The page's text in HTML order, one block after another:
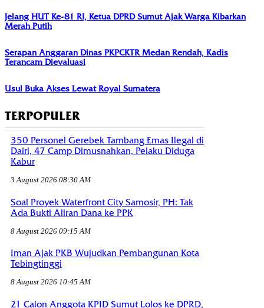
Jelang HUT Ke-81 RI, Ketua DPRD Sumut Ajak Warga Kibarkan
Merah Putih
Serapan Anggaran Dinas PKPCKTR Medan Rendah, Kadis
Terancam Dievaluasi
Usul Buka Akses Lewat Royal Sumatera
TERPOPULER
350 Personel Gerebek Tambang Emas Ilegal di
Dairi, 47 Camp Dimusnahkan, Pelaku Diduga
Kabur
3 August 2026 08:30 AM
Soal Proyek Waterfront City Samosir, PH: Tak
Ada Bukti Aliran Dana ke PPK
8 August 2026 09:15 AM
Iman Ajak PKB Wujudkan Pembangunan Kota
Tebingtinggi
8 August 2026 10:45 AM
21 Calon Anggota KPID Sumut Lolos ke DPRD,